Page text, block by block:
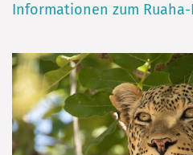
Informationen zum